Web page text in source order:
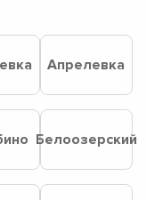
Апрелевка
Белоозерский